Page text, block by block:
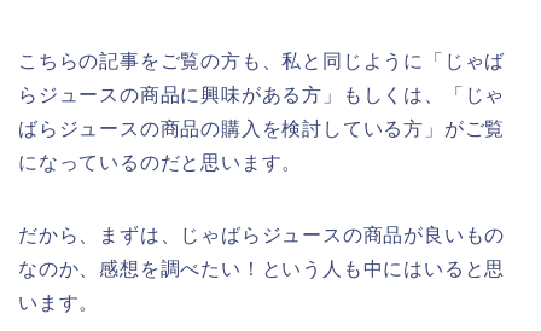
こちらの記事をご覧の方も、私と同じように「じゃば
らジュースの商品に興味がある方」もしくは、「じゃ
ばらジュースの商品の購入を検討している方」がご覧
になっているのだと思います。
だから、まずは、じゃばらジュースの商品が良いもの
なのか、感想を調べたい！という人も中にはいると思
います。